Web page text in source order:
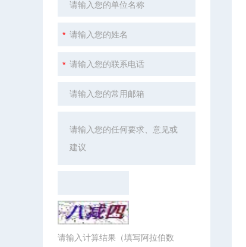
请输入计算结果（填写阿拉伯数